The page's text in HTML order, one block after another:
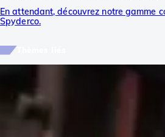
En attendant, découvrez notre gamme
Spyderco.